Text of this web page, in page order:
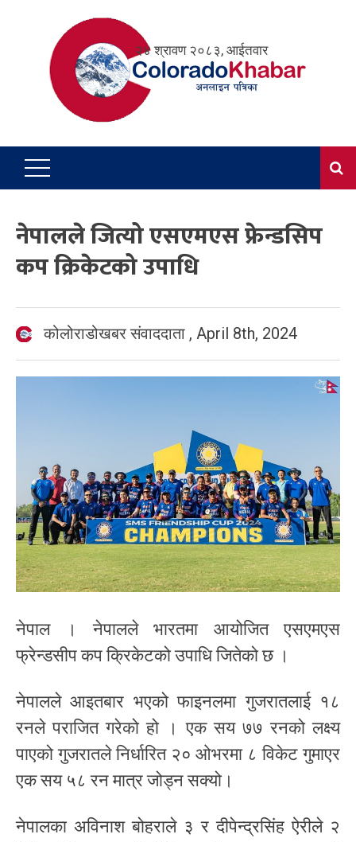
२४ श्रावण २०८३, आईतवार
नेपालले जित्यो एसएमएस फ्रेन्डसिप
कप क्रिकेटको उपाधि
कोलोराडोखबर संवाददाता , April 8th, 2024
नेपाल । नेपालले भारतमा आयोजित एसएमएस
फ्रेन्डसीप कप क्रिकेटको उपाधि जितेको छ ।
नेपालले आइतबार भएको फाइनलमा गुजरातलाई १८
रनले पराजित गरेको हो । एक सय ७७ रनको लक्ष्य
पाएको गुजरातले निर्धारित २० ओभरमा ८ विकेट गुमाएर
एक सय ५८ रन मात्र जोड्न सक्यो।
नेपालका अविनाश बोहराले ३ र दीपेन्द्रसिंह ऐरीले २